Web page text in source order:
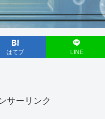
はてブ LINE
サーリンク